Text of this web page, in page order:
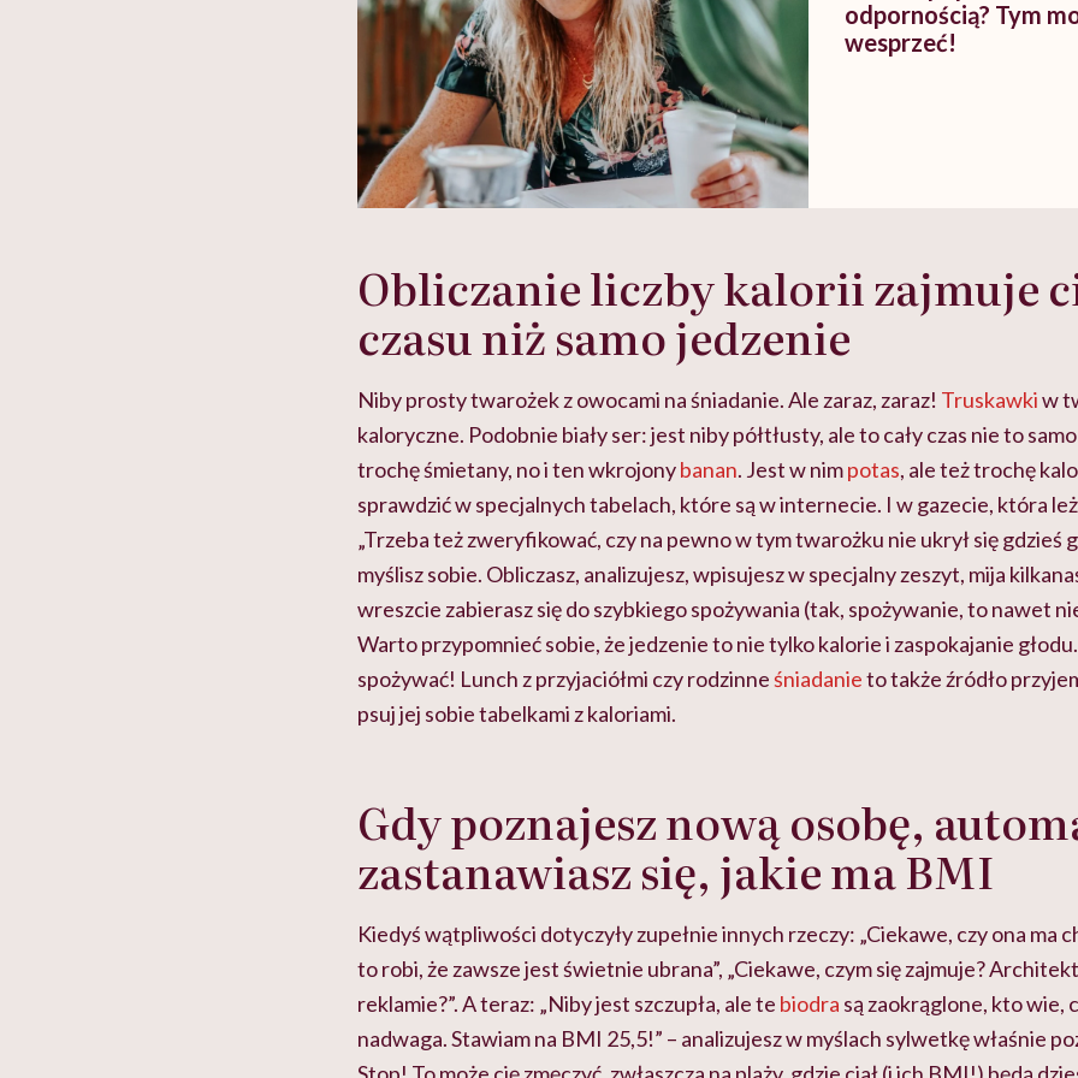
odpornością? Tym
wesprzeć!
Obliczanie liczby kalorii zajmuje
czasu niż samo jedzenie
Niby prosty twarożek z owocami na śniadanie. Ale zaraz, zaraz! Truskawkiw
kaloryczne. Podobnie biały ser: jest niby półtłusty, ale to cały czas nie to
trochę śmietany, no i ten wkrojonybanan. Jest w nimpotas, ale też trochę
sprawdzić w specjalnych tabelach, które są w internecie. I w gazecie, która
„Trzeba też zweryfikować, czy na pewno w tym twarożku nie ukrył się gdzieś
myślisz sobie. Obliczasz, analizujesz, wpisujesz w specjalny zeszyt, mija
wreszcie zabierasz się do szybkiego spożywania (tak, spożywanie, to nawet
Warto przypomnieć sobie, że jedzenie to nie tylko kalorie i zaspokajanie
spożywać! Lunch z przyjaciółmi czy rodzinneśniadanieto także źródło
psuj jej sobie tabelkami z kaloriami.
Gdy poznajesz nową osobę,
zastanawiasz się, jakie ma BMI
Kiedyś wątpliwości dotyczyły zupełnie innych rzeczy: „Ciekawe, czy ona ma
to robi, że zawsze jest świetnie ubrana”, „Ciekawe, czym się zajmuje?
reklamie?”. A teraz: „Niby jest szczupła, ale te biodra są zaokrąglone, kto wie,
nadwaga. Stawiam na BMI 25,5!” – analizujesz w myślach sylwetkę właśnie